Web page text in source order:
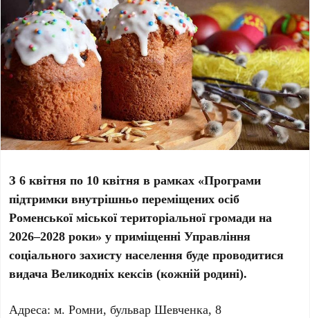
З 6 квітня по 10 квітня в рамках «Програми
підтримки внутрішньо переміщених осіб
Роменської міської територіальної громади на
2026–2028 роки» у приміщенні Управління
соціального захисту населення буде проводитися
видача Великодніх кексів (кожній родині).
Адреса: м. Ромни, бульвар Шевченка, 8